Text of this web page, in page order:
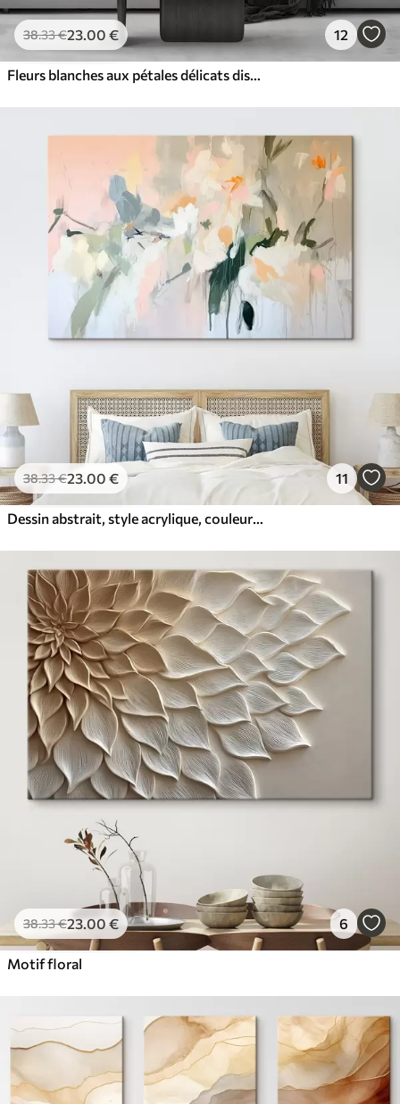
38.33€23.00 € 12
Fleurs blanches aux pétales délicats disposées dans un joli motif floral sur un fond clair
38.33€23 .00 € 11
38.33€23.00 € 6
Motif floral